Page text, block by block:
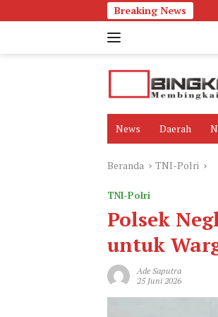
ke
Breaking News
News Daerah
Beranda TNI-Polri
TNI-Polri
Polsek
untuk
Ade Saputra
25 Juni 2026